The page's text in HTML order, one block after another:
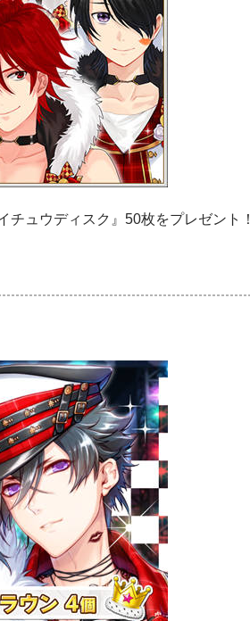
ュウディスク』50枚をプレゼント！